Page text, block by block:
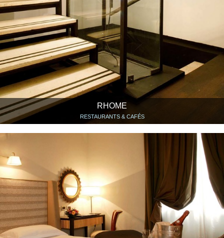
RHOME
RESTAURANTS & CAFÉS